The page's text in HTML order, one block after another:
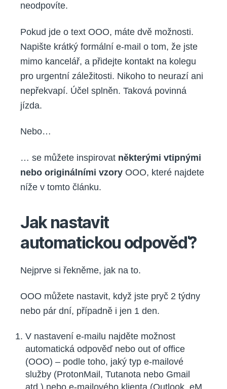
neodpovíte.
Pokud jde o text OOO, máte dvě možnosti.
Napište krátký formální e-mail o tom, že jste
mimo kancelář, a přidejte kontakt na kolegu
pro urgentní záležitosti. Nikoho to neurazí ani
nepřekvapí. Účel splněn. Taková povinná
jízda.
Nebo…
… se můžete inspirovat některými vtipnými
nebo originálními vzory OOO, které najdete
níže v tomto článku.
Jak nastavit
automatickou odpověď?
Nejprve si řekněme, jak na to.
OOO můžete nastavit, když jste pryč 2 týdny
nebo pár dní, případně i jen 1 den.
V nastavení e-mailu najděte možnost
automatická odpověď nebo out of office
(OOO) – podle toho, jaký typ e-mailové
služby (ProtonMail, Tutanota nebo Gmail
atd.) nebo e-mailového klienta (Outlook, eM